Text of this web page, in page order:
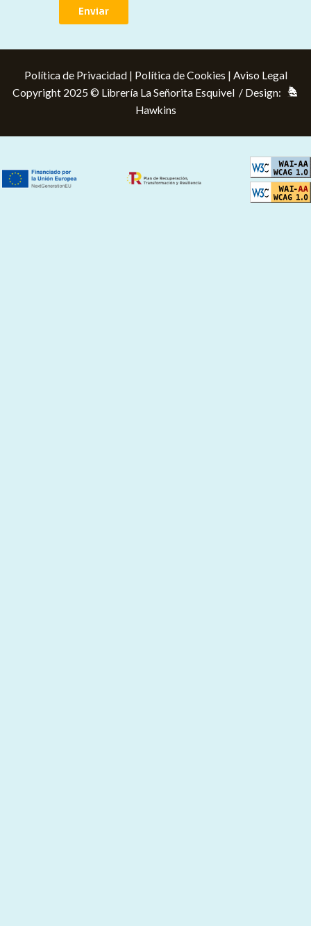
Enviar
Política de Privacidad| Política de Cookies | Aviso Legal
Copyright 2025 © Librería La Señorita Esquivel / Design:
Hawkins